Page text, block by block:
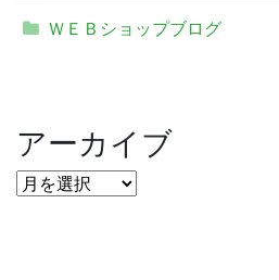
ＷＥＢショップブログ
アーカイブ
ア